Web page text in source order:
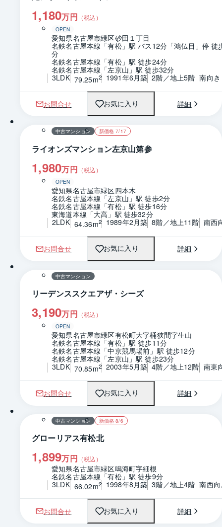
1,180万円 （税込）
OPEN
愛知県名古屋市緑区砂田１丁目
名鉄名古屋本線「有松」駅 バス12分「鴻仏目」停 徒
分
名鉄名古屋本線「有松」駅 徒歩24分
名鉄名古屋本線「左京山」駅 徒歩32分
3LDK 79.25m2 1991年6月築 2階／地上5階 南向き
お問合せ お気に入り 詳細
1 / 0 間取り
中古マンション 新価格 7/17
ライオンズマンション左京山第参
1,980万円 （税込）
OPEN
愛知県名古屋市緑区四本木
名鉄名古屋本線「左京山」駅 徒歩2分
名鉄名古屋本線「有松」駅 徒歩16分
東海道本線「大高」駅 徒歩32分
2LDK 64.36m2 1989年2月築 8階／地上11階 南西
お問合せ お気に入り 詳細
1 / 0 間取り
中古マンション
リーデンススクエアザ・シーズ
3,190万円 （税込）
OPEN
愛知県名古屋市緑区有松町大字桶狭間字生山
名鉄名古屋本線「有松」駅 徒歩11分
名鉄名古屋本線「中京競馬場前」駅 徒歩12分
名鉄名古屋本線「左京山」駅 徒歩23分
3LDK 70.85m2 2003年5月築 4階／地上12階 南東
お問合せ お気に入り 詳細
1 / 0 間取り
中古マンション 新価格 8/6
グローリアス有松北
1,899万円 （税込）
愛知県名古屋市緑区鳴海町字細根
名鉄名古屋本線「有松」駅 徒歩9分
3LDK 66.02m2 1998年8月築 3階／地上4階 南西
お問合せ お気に入り 詳細
1 / 0 間取り